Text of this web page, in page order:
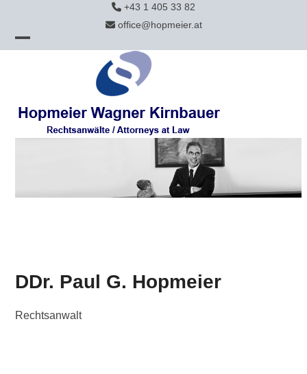
content
+43 1 405 33 82
office@hopmeier.at
Open
Close
DDr. Paul G. Hopmeier
Rechtsanwalt